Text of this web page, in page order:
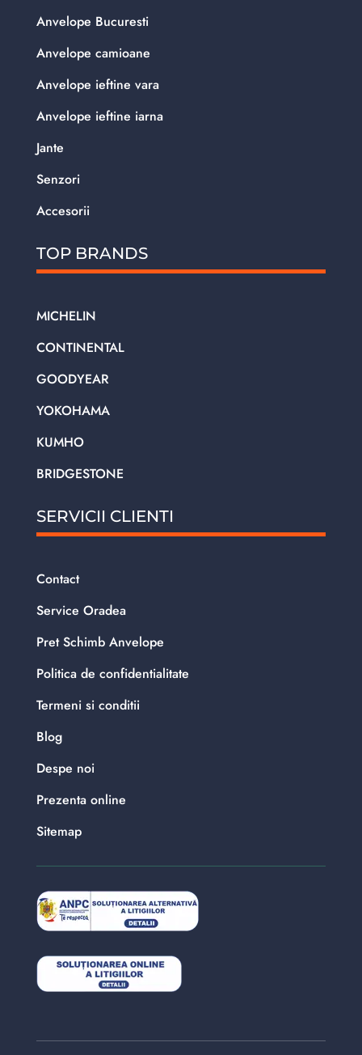
Anvelope Bucuresti
Anvelope camioane
Anvelope ieftine vara
Anvelope ieftine iarna
Jante
Senzori
Accesorii
TOP BRANDS
MICHELIN
CONTINENTAL
GOODYEAR
YOKOHAMA
KUMHO
BRIDGESTONE
SERVICII CLIENTI
Contact
Service Oradea
Pret Schimb Anvelope
Politica de confidentialitate
Termeni si conditii
Blog
Despe noi
Prezenta online
Sitemap